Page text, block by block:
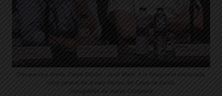
D’esquerra a drerta, Daniel Mòdol i Jordi Martí. A la fotogoafia destacada,
vista general de la sala d’actes del Casal de Sarrià.
Fotografies de Juanjo Compairé